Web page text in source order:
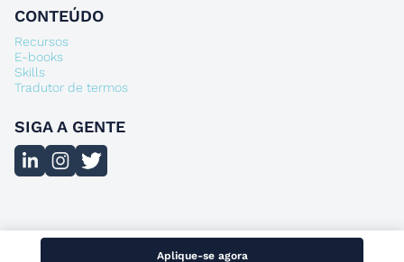
CONTEÚDO
Recursos
E-books
Skills
Tradutor de termos
SIGA A GENTE
Aplique-se agora